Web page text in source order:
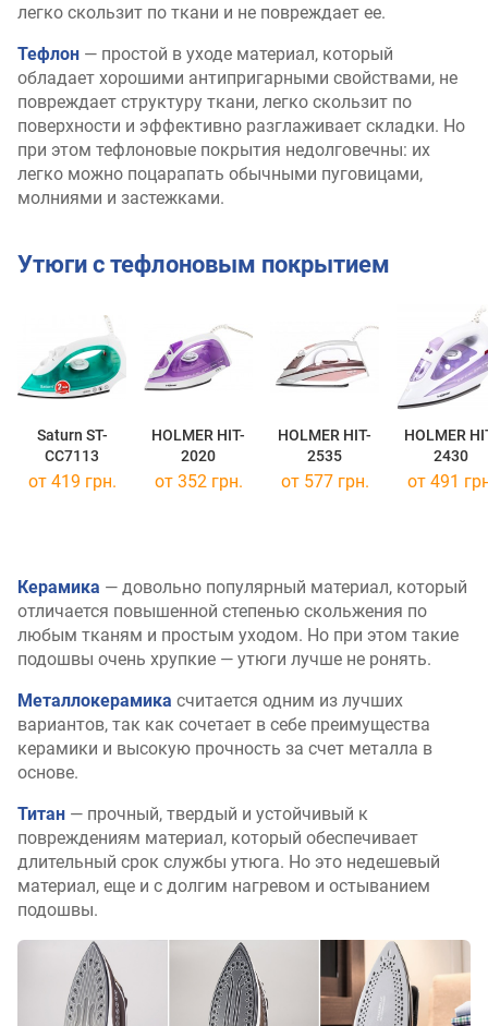
легко скользит по ткани и не повреждает ее.
Тефлон — простой в уходе материал, который
обладает хорошими антипригарными свойствами, не
повреждает структуру ткани, легко скользит по
поверхности и эффективно разглаживает складки. Но
при этом тефлоновые покрытия недолговечны: их
легко можно поцарапать обычными пуговицами,
молниями и застежками.
Утюги с тефлоновым покрытием
Saturn ST-
CC7113
HOLMER HIT-
2020
HOLMER HIT-
2535
HOLMER
2430
от 419 грн. от 352 грн. от 577 грн. от 491
Керамика — довольно популярный материал, который
отличается повышенной степенью скольжения по
любым тканям и простым уходом. Но при этом такие
подошвы очень хрупкие — утюги лучше не ронять.
Металлокерамика считается одним из лучших
вариантов, так как сочетает в себе преимущества
керамики и высокую прочность за счет металла в
основе.
Титан — прочный, твердый и устойчивый к
повреждениям материал, который обеспечивает
длительный срок службы утюга. Но это недешевый
материал, еще и с долгим нагревом и остыванием
подошвы.